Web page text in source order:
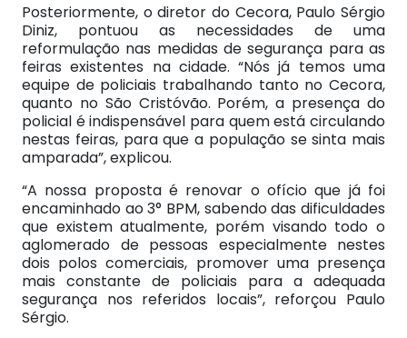
Posteriormente, o diretor do Cecora, Paulo Sérgio
Diniz, pontuou as necessidades de uma
reformulação nas medidas de segurança para as
feiras existentes na cidade. “Nós já temos uma
equipe de policiais trabalhando tanto no Cecora,
quanto no São Cristóvão. Porém, a presença do
policial é indispensável para quem está circulando
nestas feiras, para que a população se sinta mais
amparada”, explicou.
“A nossa proposta é renovar o ofício que já foi
encaminhado ao 3° BPM, sabendo das dificuldades
que existem atualmente, porém visando todo o
aglomerado de pessoas especialmente nestes
dois polos comerciais, promover uma presença
mais constante de policiais para a adequada
segurança nos referidos locais”, reforçou Paulo
Sérgio.